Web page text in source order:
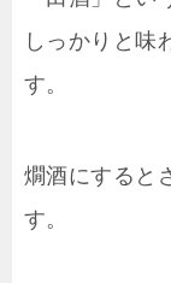
しっかりと味
す。
燗酒にすると
す。